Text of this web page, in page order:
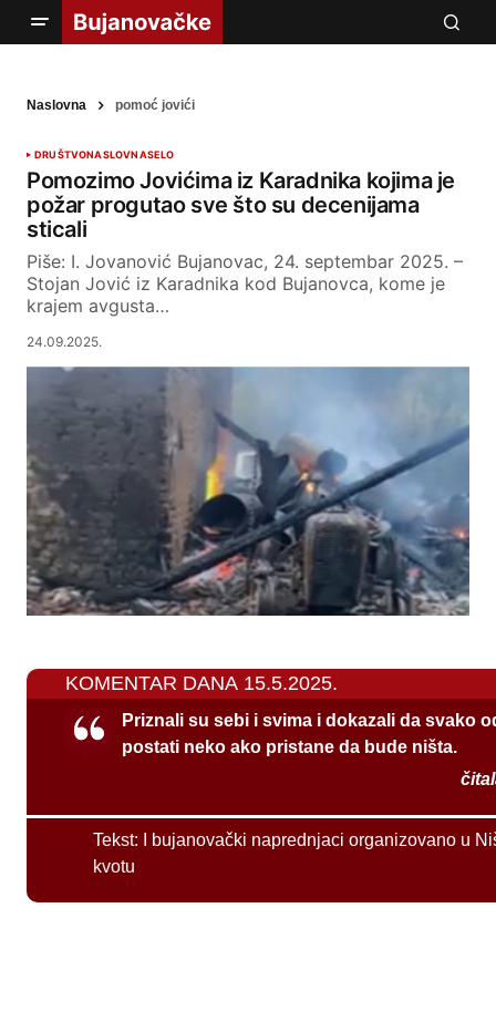
Naslovna pomoć jovići
DRUŠTVONASLOVNASELO
Pomozimo Jovićima iz Karadnika kojima je
požar progutao sve što su decenijama
sticali
Piše: I. Jovanović Bujanovac, 24. septembar 2025. –
Stojan Jović iz Karadnika kod Bujanovca, kome je
krajem avgusta…
24.09.2025.
KOMENTAR DANA 15.5.2025.
Priznali su sebi i svima i dokazali da svako
postati neko ako pristane da bude ništa.
Tekst:
I bujanovački naprednjaci organizovano u
kvotu